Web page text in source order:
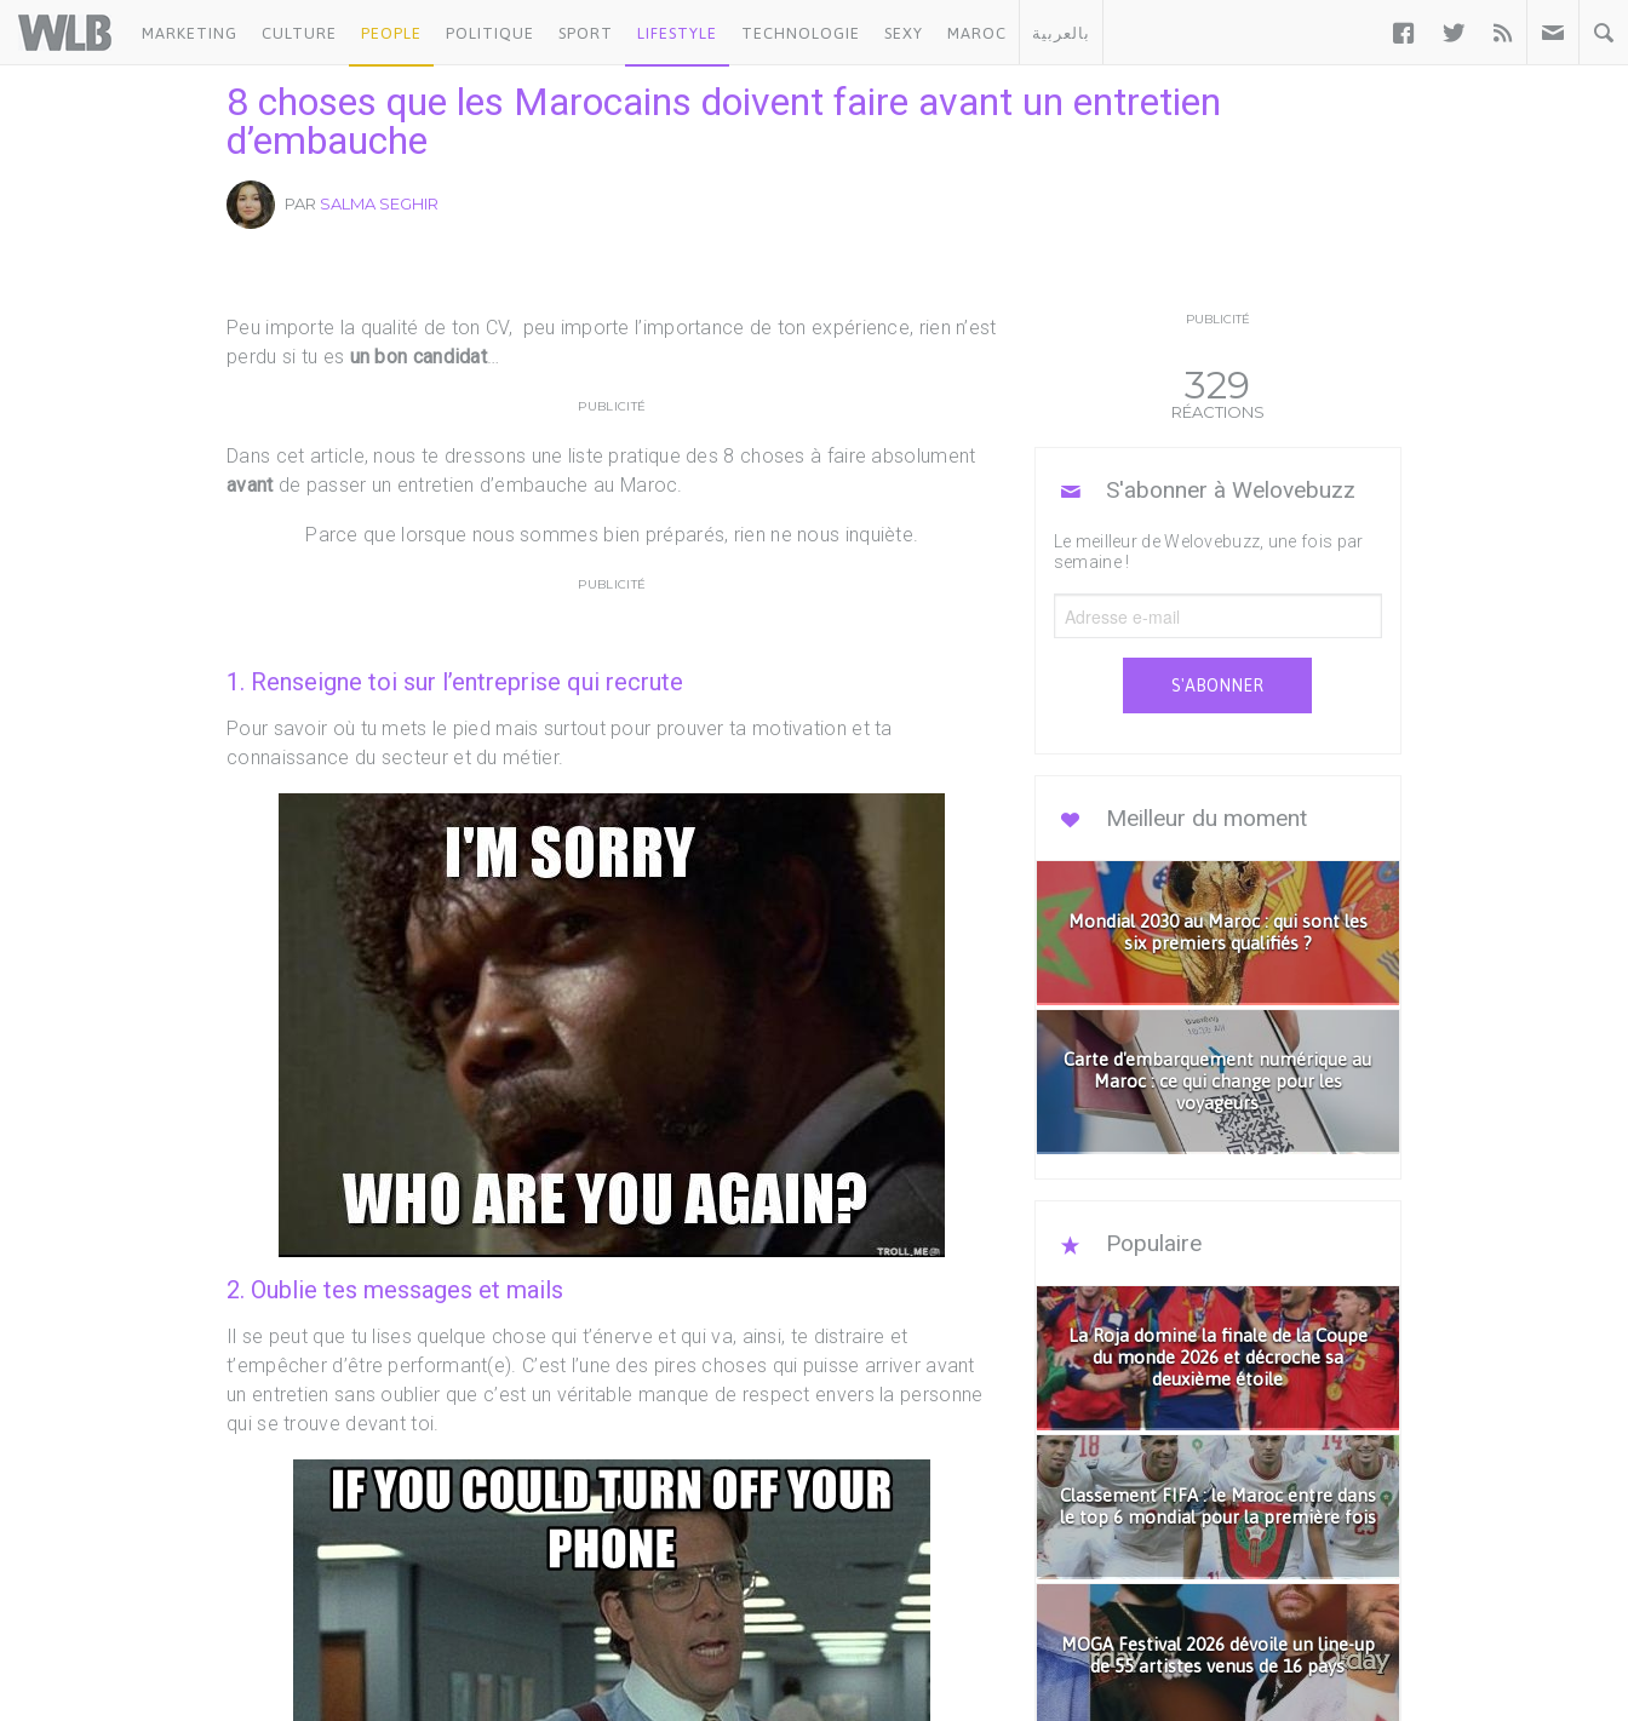
Welovebuzz
MARKETING CULTURE PEOPLE POLITIQUE SPORT LIFESTYLE TECHNOLOGIE SEXY MAROC بالعربية   
8 choses que les Marocains doivent faire avant un entretien
d’embauche
PAR SALMA SEGHIR
Peu importe la qualité de ton CV, peu importe l’importance de ton expérience, rien n’est
perdu si tu es un bon candidat…
PUBLICITÉ
Dans cet article, nous te dressons une liste pratique des 8 choses à faire absolument
avantde passer un entretien d’embauche au Maroc.
Parce que lorsque nous sommes bien préparés, rien ne nous inquiète.
PUBLICITÉ
1. Renseigne toi sur l’entreprise qui recrute
Pour savoir où tu mets le pied mais surtout pour prouver ta motivation et ta
connaissance du secteur et du métier.
2. Oublie tes messages et mails
Il se peut que tu lises quelque chose qui t’énerve et qui va, ainsi, te distraire et
t’empêcher d’être performant(e). C’est l’une des pires choses qui puisse arriver avant
un entretien sans oublier que c’est un véritable manque de respect envers la personne
qui se trouve devant toi.
PUBLICITÉ
329
RÉACTIONS
S'abonner à Welovebuzz
Le meilleur de Welovebuzz, une fois par
semaine !
S'ABONNER
Meilleur du moment
Mondial 2030 au Maroc : qui sont les
six premiers qualifiés ?
Carte d'embarquement numérique au
Maroc : ce qui change pour les
voyageurs
Populaire
La Roja domine la finale de la Coupe
du monde 2026 et décroche sa
deuxième étoile
Classement FIFA : le Maroc entre dans
le top 6 mondial pour la première fois
MOGA Festival 2026 dévoile un line-up
de 55 artistes venus de 16 pays